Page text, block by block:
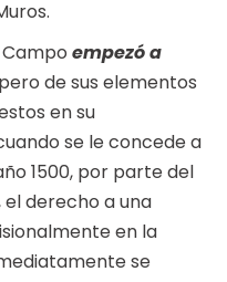
empezó a
de sus elementos
en su
se le concede a
1500, por parte del
el derecho a una
en la
se